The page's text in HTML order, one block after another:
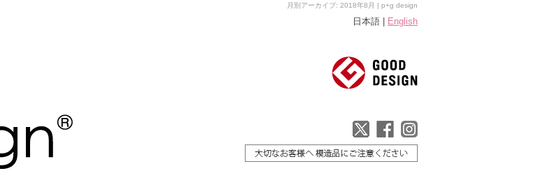
月別アーカイブ: 2018年8月 | p+g design
日本語 | English